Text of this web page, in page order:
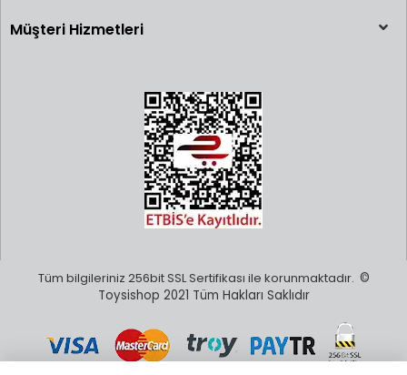
Müşteri Hizmetleri
Tüm bilgileriniz 256bit SSL Sertifikası ile korunmaktadır. ©
Toysishop 2021 Tüm Hakları Saklıdır